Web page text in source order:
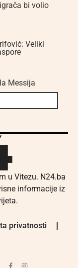
bi volio
Veliki
Messija
u Vitezu. N24.ba
informacije iz
privatnosti